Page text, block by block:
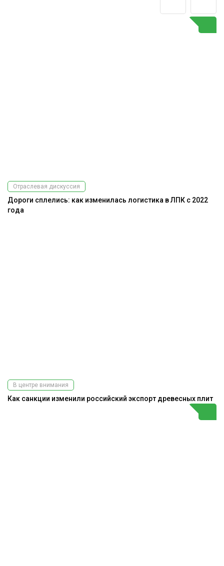
Отраслевая дискуссия
Дороги сплелись: как изменилась логистика в ЛПК с 2022
года
В центре внимания
Как санкции изменили российский экспорт древесных плит